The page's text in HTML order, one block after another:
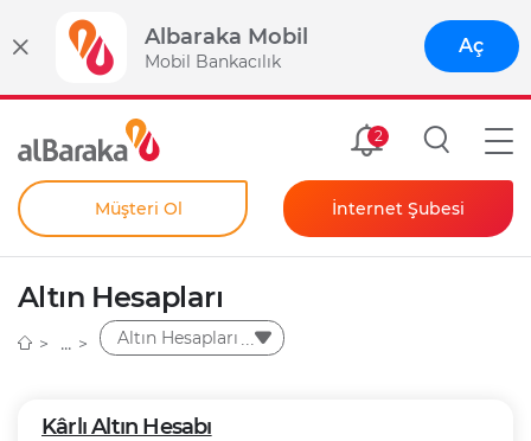
Albaraka Mobil
Mobil Bankacılık
Aç
Size Özel
2
Müşteri Ol
Kendim İçin
Şahıs Firmam İçin
İnternet Şubesi
Bireysel
Altın Hesapları
Altın Hesapları
Kârlı Altın Hesabı